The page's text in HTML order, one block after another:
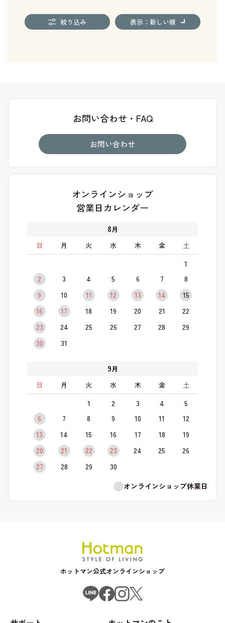
絞り込み 表示：新しい順
お問い合わせ・FAQ
お問い合わせ
オンラインショップ
営業日カレンダー
8月
日
月 火 水 木 金 土
1
2
3 4 5 6 7
8
9
10 11 12 13 14
15
16
17 18 19 20 21
22
23
24 25 26 27 28
29
30
31
9月
日
月 火 水 木 金 土
1 2 3 4
5
6
7 8 9 10 11
12
13
14 15 16 17 18
19
20
21 22 23 24 25
26
27
28 29
30
オンラインショップ休業日
ホットマン公式オンラインショップ